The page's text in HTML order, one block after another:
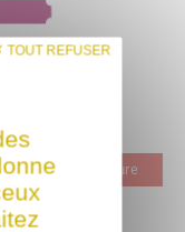
aucune structure
TOUT REFUSER